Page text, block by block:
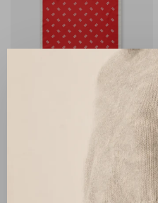
Malene Birger Monnis Scarf
dark chilli